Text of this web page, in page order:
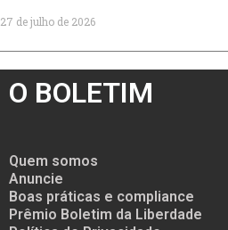
27 de julho de 2026
O BOLETIM
Quem somos
Anuncie
Boas práticas e compliance
Prêmio Boletim da Liberdade